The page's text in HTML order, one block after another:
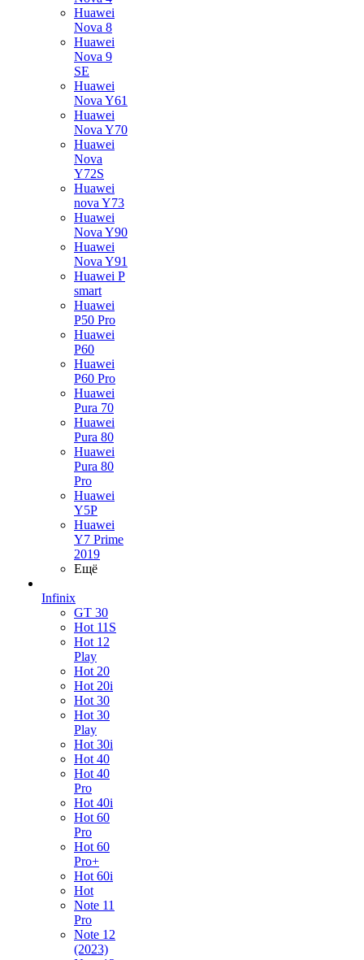
Huawei
Nova 8
Huawei
Nova 9
SE
Huawei
Nova Y61
Huawei
Nova Y70
Huawei
Nova
Y72S
Huawei
nova Y73
Huawei
Nova Y90
Huawei
Nova Y91
Huawei P
smart
Huawei
P50 Pro
Huawei
P60
Huawei
P60 Pro
Huawei
Pura 70
Huawei
Pura 80
Huawei
Pura 80
Pro
Huawei
Y5P
Huawei
Y7 Prime
2019
Ещё
Infinix
GT 30
Hot 11S
Hot 12
Play
Hot 20
Hot 20i
Hot 30
Hot 30
Play
Hot 30i
Hot 40
Hot 40
Pro
Hot 40i
Hot 60
Pro
Hot 60
Pro+
Hot 60i
Hot
Note 11
Pro
Note 12
(2023)